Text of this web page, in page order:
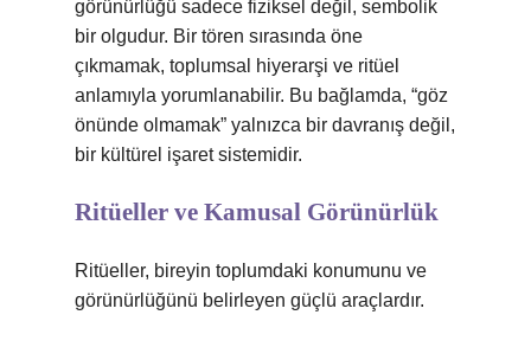
görünürlüğü sadece fiziksel değil, sembolik
bir olgudur. Bir tören sırasında öne
çıkmamak, toplumsal hiyerarşi ve ritüel
anlamıyla yorumlanabilir. Bu bağlamda, “göz
önünde olmamak” yalnızca bir davranış değil,
bir kültürel işaret sistemidir.
Ritüeller ve Kamusal Görünürlük
Ritüeller, bireyin toplumdaki konumunu ve
görünürlüğünü belirleyen güçlü araçlardır.